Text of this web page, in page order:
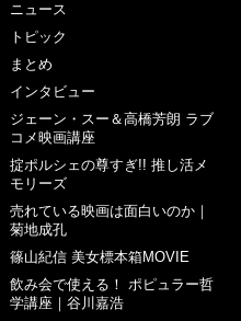
ニュース
トピック
まとめ
インタビュー
ジェーン・スー＆高橋芳朗 ラブ
コメ映画講座
掟ポルシェの尊すぎ!! 推し活メ
モリーズ
売れている映画は面白いのか｜
菊地成孔
篠山紀信 美女標本箱MOVIE
飲み会で使える！ ポピュラー哲
学講座｜谷川嘉浩